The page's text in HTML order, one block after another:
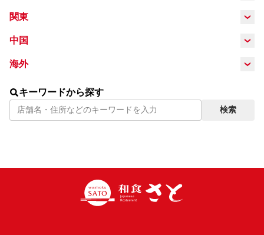
LANGUAGE
和歌山県
愛知県
関東
東京都
茨城県
中国
岡山県
海外
タイ
インドネ
シア
キーワードから探す
検索